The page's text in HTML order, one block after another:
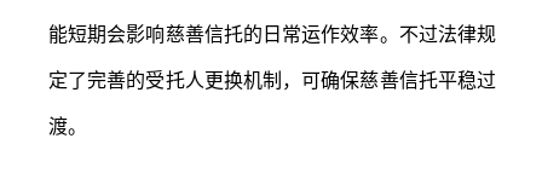
能短期会影响慈善信托的日常运作效率。不过法律规
定了完善的受托人更换机制，可确保慈善信托平稳过
渡。